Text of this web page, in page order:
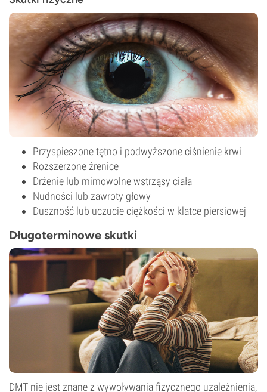
Przyspieszone tętno i podwyższone ciśnienie krwi
Rozszerzone źrenice
Drżenie lub mimowolne wstrząsy ciała
Nudności lub zawroty głowy
Duszność lub uczucie ciężkości w klatce piersiowej
Długoterminowe skutki
DMT nie jest znane z wywoływania fizycznego uzależnienia,